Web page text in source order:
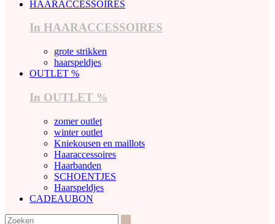
HAARACCESSOIRES
In HAARACCESSOIRES
grote strikken
haarspeldjes
OUTLET %
In OUTLET %
zomer outlet
winter outlet
Kniekousen en maillots
Haaraccessoires
Haarbanden
SCHOENTJES
Haarspeldjes
CADEAUBON